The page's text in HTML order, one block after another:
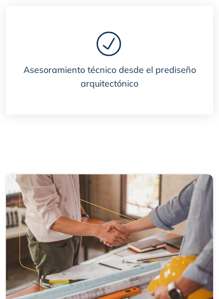
Asesoramiento técnico desde el prediseño
arquitectónico